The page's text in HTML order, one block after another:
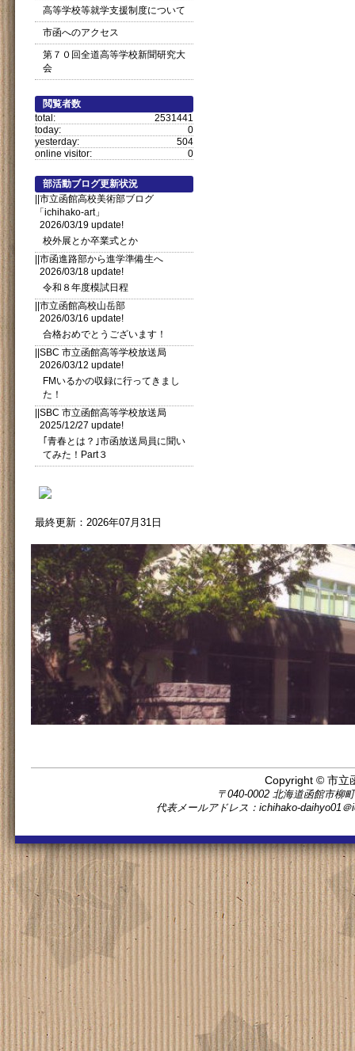
高等学校等就学支援制度について
市函へのアクセス
第７０回全道高等学校新聞研究大
会
閲覧者数
2531441
total:
0
today:
504
yesterday:
0
online visitor:
部活動ブログ更新状況
||市立函館高校美術部ブログ
「ichihako-art」
2026/03/19 update!
校外展とか卒業式とか
||市函進路部から進学準備生へ
2026/03/18 update!
令和８年度模試日程
||市立函館高校山岳部
2026/03/16 update!
合格おめでとうございます！
||SBC 市立函館高等学校放送局
2026/03/12 update!
FMいるかの収録に行ってきまし
た！
||SBC 市立函館高等学校放送局
2025/12/27 update!
｢青春とは？｣市函放送局員に聞い
てみた！Part３
最終更新：2026年07月31日
Copyright © 市立
〒040-0002 北海道函館市柳
代表メールアドレス：ichihako-daihyo01